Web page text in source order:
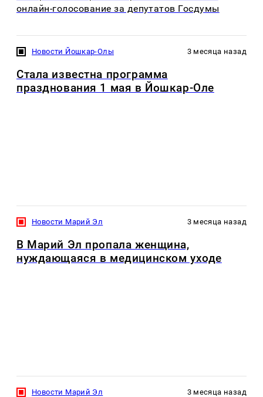
онлайн-голосование за депутатов Госдумы
Новости Йошкар-Олы 3 месяца назад
Стала известна программа
празднования 1 мая в Йошкар-Оле
Новости Марий Эл 3 месяца назад
В Марий Эл пропала женщина,
нуждающаяся в медицинском уходе
Новости Марий Эл 3 месяца назад